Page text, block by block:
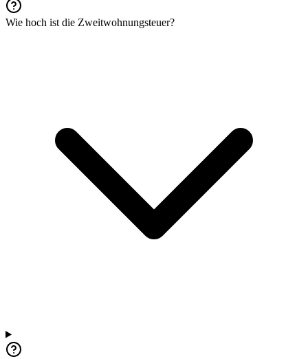
Wie hoch ist die Zweitwohnungsteuer?